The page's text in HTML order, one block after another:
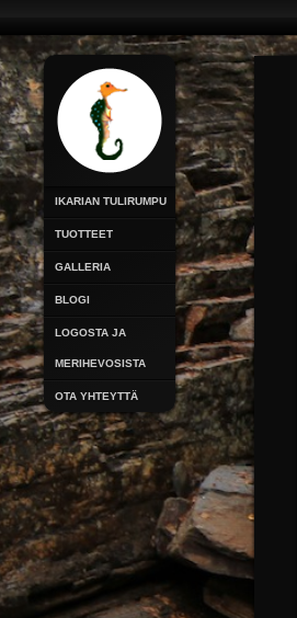
IKARIAN TULIRUMPU
TUOTTEET
GALLERIA
BLOGI
LOGOSTA JA
MERIHEVOSISTA
OTA YHTEYTTÄ